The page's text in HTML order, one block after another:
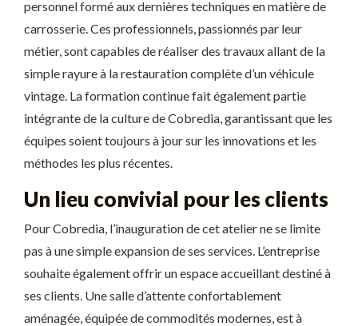
personnel formé aux dernières techniques en matière de
carrosserie. Ces professionnels, passionnés par leur
métier, sont capables de réaliser des travaux allant de la
simple rayure à la restauration complète d’un véhicule
vintage. La formation continue fait également partie
intégrante de la culture de Cobredia, garantissant que les
équipes soient toujours à jour sur les innovations et les
méthodes les plus récentes.
Un lieu convivial pour les clients
Pour Cobredia, l’inauguration de cet atelier ne se limite
pas à une simple expansion de ses services. L’entreprise
souhaite également offrir un espace accueillant destiné à
ses clients. Une salle d’attente confortablement
aménagée, équipée de commodités modernes, est à